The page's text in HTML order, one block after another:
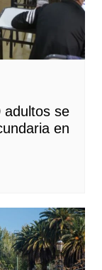
adultos se
en